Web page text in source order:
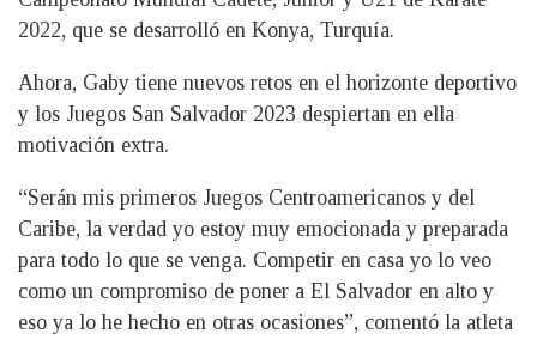
2022, que se desarrolló en Konya, Turquía.
Ahora, Gaby tiene nuevos retos en el horizonte deportivo
y los Juegos San Salvador 2023 despiertan en ella
motivación extra.
“Serán mis primeros Juegos Centroamericanos y del
Caribe, la verdad yo estoy muy emocionada y preparada
para todo lo que se venga. Competir en casa yo lo veo
como un compromiso de poner a El Salvador en alto y
eso ya lo he hecho en otras ocasiones”, comentó la atleta